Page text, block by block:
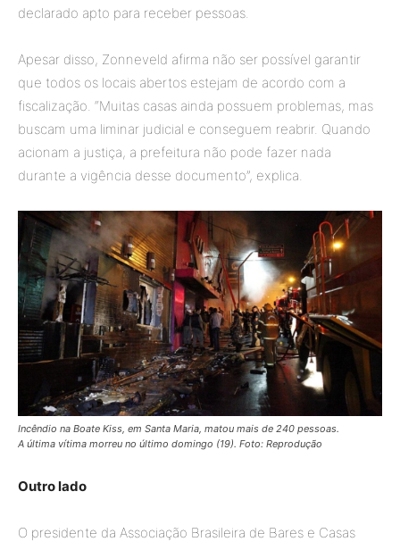
declarado apto para receber pessoas.
Apesar disso, Zonneveld afirma não ser possível garantir
que todos os locais abertos estejam de acordo com a
fiscalização. “Muitas casas ainda possuem problemas, mas
buscam uma liminar judicial e conseguem reabrir. Quando
acionam a justiça, a prefeitura não pode fazer nada
durante a vigência desse documento”, explica.
Incêndio na Boate Kiss, em Santa Maria, matou mais de 240 pessoas.
A última vítima morreu no último domingo (19). Foto: Reprodução
Outro lado
O presidente da Associação Brasileira de Bares e Casas